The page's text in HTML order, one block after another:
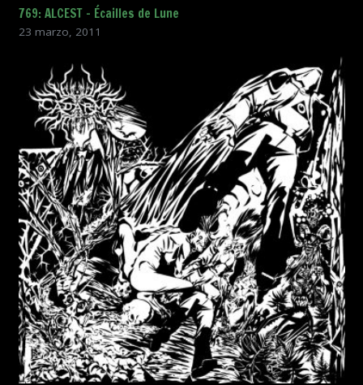
769: ALCEST – Écailles de Lune
23 marzo, 2011